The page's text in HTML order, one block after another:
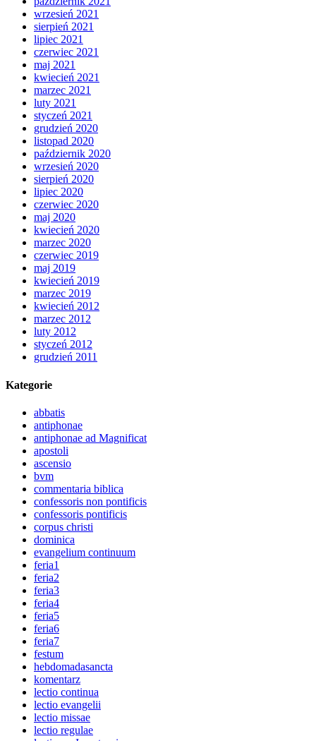
wrzesień 2021
sierpień 2021
lipiec 2021
czerwiec 2021
maj 2021
kwiecień 2021
marzec 2021
luty 2021
styczeń 2021
grudzień 2020
listopad 2020
październik 2020
wrzesień 2020
sierpień 2020
lipiec 2020
czerwiec 2020
maj 2020
kwiecień 2020
marzec 2020
czerwiec 2019
maj 2019
kwiecień 2019
marzec 2019
kwiecień 2012
marzec 2012
luty 2012
styczeń 2012
grudzień 2011
Kategorie
abbatis
antiphonae
antiphonae ad Magnificat
apostoli
ascensio
bvm
commentaria biblica
confessoris non pontificis
confessoris pontificis
corpus christi
dominica
evangelium continuum
feria1
feria2
feria3
feria4
feria5
feria6
feria7
festum
hebdomadasancta
komentarz
lectio continua
lectio evangelii
lectio missae
lectio regulae